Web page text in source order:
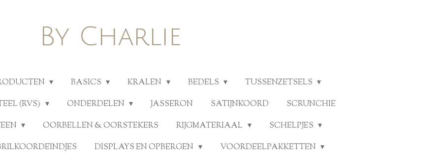
By Charlie
BASICS KRALEN BEDELS
TUSSENZETSELS
(RVS) ONDERDELEN JASSERON SATIJNKOORD
SCRUNCHIE
OORBELLEN & OORSTEKERS RIJGMATERIAAL
SCHELPJES
DISPLAYS EN OPBERGEN
VOORDEELPAKKETTEN